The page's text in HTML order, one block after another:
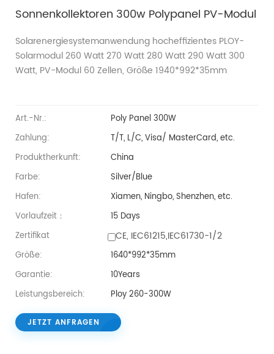
Sonnenkollektoren 300w Polypanel PV-Modul
Solarenergiesystemanwendung hocheffizientes PLOY-
Solarmodul 260 Watt 270 Watt 280 Watt 290 Watt 300
Watt, PV-Modul 60 Zellen, Größe 1940*992*35mm
Art.-Nr.:
Poly Panel 300W
Zahlung:
T/T, L/C, Visa/ MasterCard, etc.
Produktherkunft:
China
Farbe:
Silver/Blue
Hafen:
Xiamen, Ningbo, Shenzhen, etc.
Vorlaufzeit：
15 Days
Zertifikat
CE, IEC61215,IEC61730-1/2
Größe:
1640*992*35mm
Garantie:
10Years
Leistungsbereich:
Ploy 260-300W
JETZT ANFRAGEN